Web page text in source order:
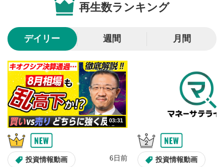
スライダーを上下すると音量が調整できます。
8
全画面表示
動画が全画面で表示されます。再度クリックすると元
のサイズに戻ります。
再生数ランキング
デイリー 週間 月間
03:31
投資情報動画 6日前 投資情報動画